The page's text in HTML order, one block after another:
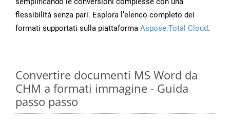
flessibilità senza pari. Esplora l’elenco completo dei
formati supportati sulla piattaforma Aspose.Total Cloud.
Convertire documenti MS Word da
CHM a formati immagine - Guida
passo passo